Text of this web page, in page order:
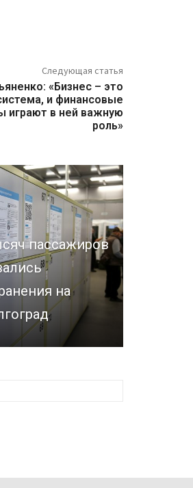
Следующая статья
«Бизнес – это
и финансовые
играют в ней важную
роль»
пассажиров
на